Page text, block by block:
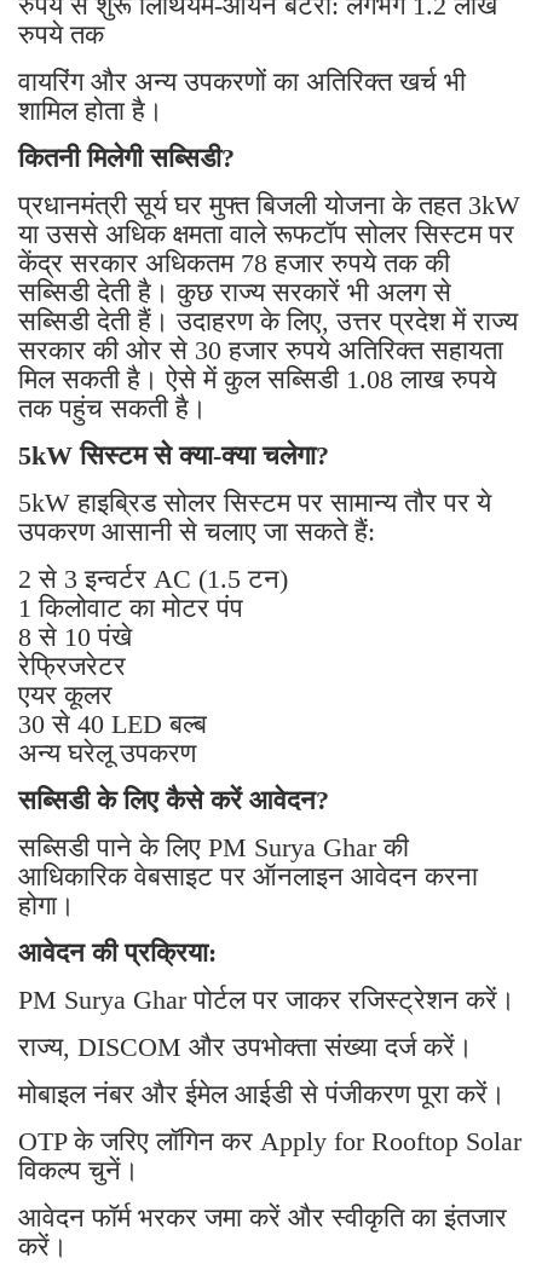
रुपये तक
वायरिंग और अन्य उपकरणों का अतिरिक्त खर्च भी
शामिल होता है।
कितनी मिलेगी सब्सिडी?
प्रधानमंत्री सूर्य घर मुफ्त बिजली योजना के तहत 3kW
या उससे अधिक क्षमता वाले रूफटॉप सोलर सिस्टम पर
केंद्र सरकार अधिकतम 78 हजार रुपये तक की
सब्सिडी देती है। कुछ राज्य सरकारें भी अलग से
सब्सिडी देती हैं। उदाहरण के लिए, उत्तर प्रदेश में राज्य
सरकार की ओर से 30 हजार रुपये अतिरिक्त सहायता
मिल सकती है। ऐसे में कुल सब्सिडी 1.08 लाख रुपये
तक पहुंच सकती है।
5kW सिस्टम से क्या-क्या चलेगा?
5kW हाइब्रिड सोलर सिस्टम पर सामान्य तौर पर ये
उपकरण आसानी से चलाए जा सकते हैं:
2 से 3 इन्वर्टर AC (1.5 टन)
1 किलोवाट का मोटर पंप
8 से 10 पंखे
रेफ्रिजरेटर
एयर कूलर
30 से 40 LED बल्ब
अन्य घरेलू उपकरण
सब्सिडी के लिए कैसे करें आवेदन?
सब्सिडी पाने के लिए PM Surya Ghar की
आधिकारिक वेबसाइट पर ऑनलाइन आवेदन करना
होगा।
आवेदन की प्रक्रिया:
PM Surya Ghar पोर्टल पर जाकर रजिस्ट्रेशन करें।
राज्य, DISCOM और उपभोक्ता संख्या दर्ज करें।
मोबाइल नंबर और ईमेल आईडी से पंजीकरण पूरा करें।
OTP के जरिए लॉगिन कर Apply for Rooftop Solar
विकल्प चुनें।
आवेदन फॉर्म भरकर जमा करें और स्वीकृति का इंतजार
करें।